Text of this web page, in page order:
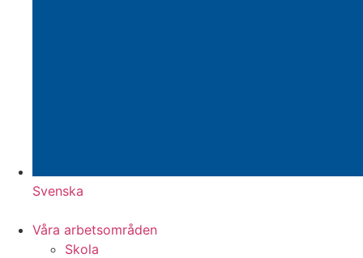
Svenska
Våra arbetsområden
Skola